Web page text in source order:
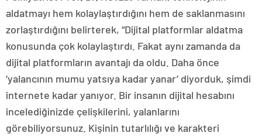
aldatmayı hem kolaylaştırdığını hem de saklanmasını
zorlaştırdığını belirterek, “Dijital platformlar aldatma
konusunda çok kolaylaştırdı. Fakat aynı zamanda da
dijital platformların avantajı da oldu. Daha önce
‘yalancının mumu yatsıya kadar yanar’ diyorduk, şimdi
internete kadar yanıyor. Bir insanın dijital hesabını
incelediğinizde çelişkilerini, yalanlarını
görebiliyorsunuz. Kişinin tutarlılığı ve karakteri